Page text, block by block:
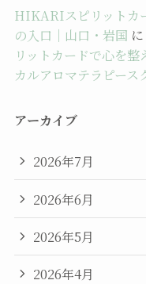
HIKARIスピリットカ
の入口｜山口・岩国 に
リットカードで心を
カルアロマテラピー
アーカイブ
2026年7月
2026年6月
2026年5月
2026年4月